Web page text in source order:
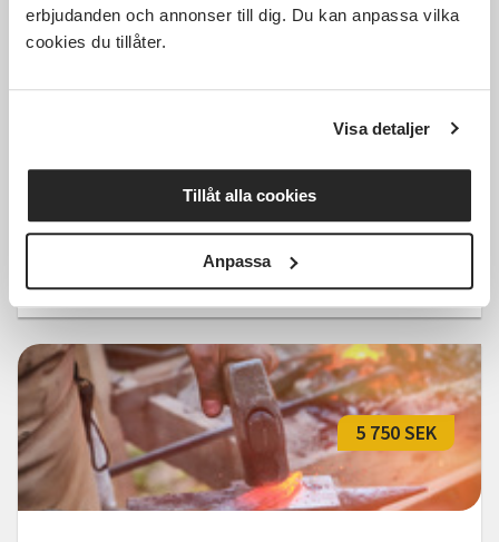
erbjudanden och annonser till dig. Du kan anpassa vilka
cookies du tillåter.
Visa detaljer
Tillåt alla cookies
Anpassa
5 750 SEK
tors 2026-09-10
18:30
12 Tillfällen
5 750 SEK